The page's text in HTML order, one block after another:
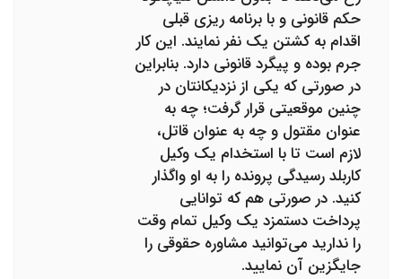
حکم قانونی و با برنامه ریزی قبلی
اقدام به کشتن یک نفر نمایند. این کار
جرم بوده و پیگرد قانونی دارد. بنابراین
در صورتی که یکی از نزدیکانتان در
چنین موقعیتی قرار گرفت؛ چه به
عنوان مقتول و چه به عنوان قاتل،
لازم است تا با استخدام یک وکیل
کاربلد رسیدگی پرونده را به او واگذار
کنید. در صورتی هم که توانایی
پرداخت دستمزد یک وکیل تمام وقت
را ندارید می‌توانید مشاوره حقوقی را
جایگزین آن نمایید.